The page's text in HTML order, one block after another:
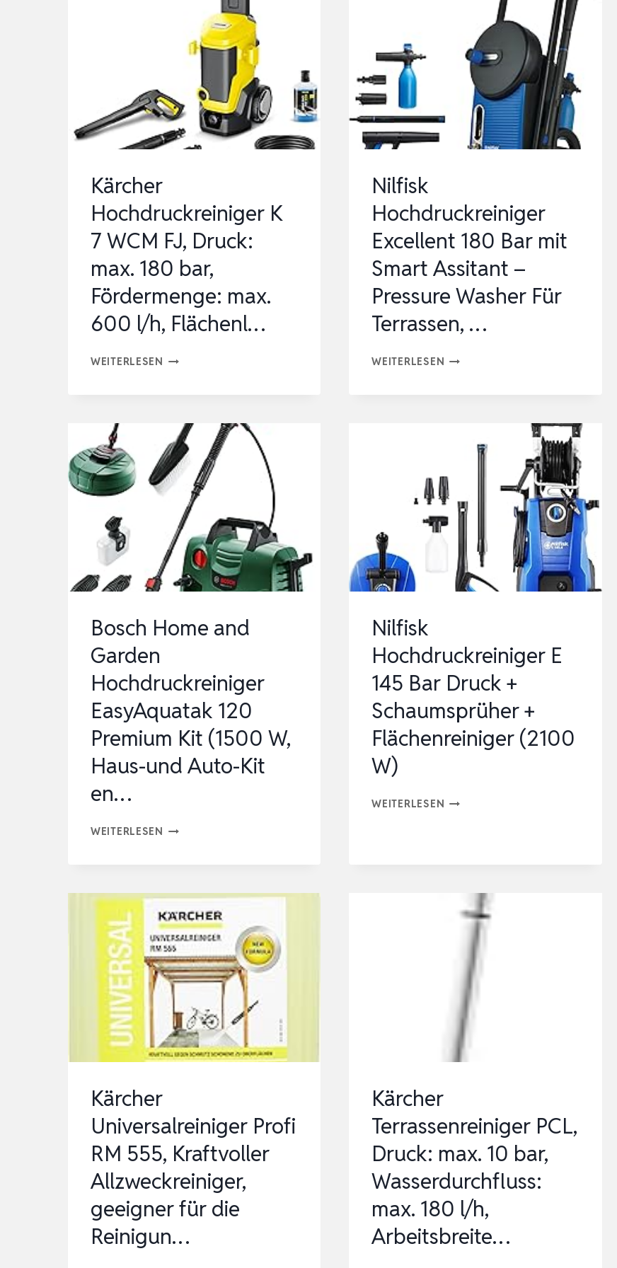
Kärcher
Hochdruckreiniger K
7 WCM FJ, Druck:
max. 180 bar,
Fördermenge: max.
600 l/h, Flächenl…
WEITERLESEN KÄRCHER
WCM
FJ,
DRUCK:
MAX.
180
BAR,
FÖRDERMENGE:
MAX.
L/H,
Nilfisk
Hochdruckreiniger
Excellent 180 Bar mit
Smart Assitant –
Pressure Washer Für
Terrassen, …
WEITERLESEN NILFISK
SMART
ASSITANT
–
PRESSURE
WASHER
FÜR
Bosch Home and
Garden
Hochdruckreiniger
EasyAquatak 120
Premium Kit (1500 W,
Haus-und Auto-Kit
en…
WEITERLESEN BOSCH
GARDEN
HOCHDRUCKREINIGER
EASYAQUATAK
120
PREMIUM
KIT
(1500
W,
HAUS-
KIT
EN…
Nilfisk
Hochdruckreiniger E
145 Bar Druck +
Schaumsprüher +
Flächenreiniger (2100
W)
WEITERLESEN NILFISK
DRUCK
SCHAUMSPRÜHER
FLÄCHENREINIGER
(2100
W)
Kärcher
Universalreiniger Profi
RM 555, Kraftvoller
Allzweckreiniger,
geeigner für die
Reinigun…
Kärcher
Terrassenreiniger PCL,
Druck: max. 10 bar,
Wasserdurchfluss:
max. 180 l/h,
Arbeitsbreite…